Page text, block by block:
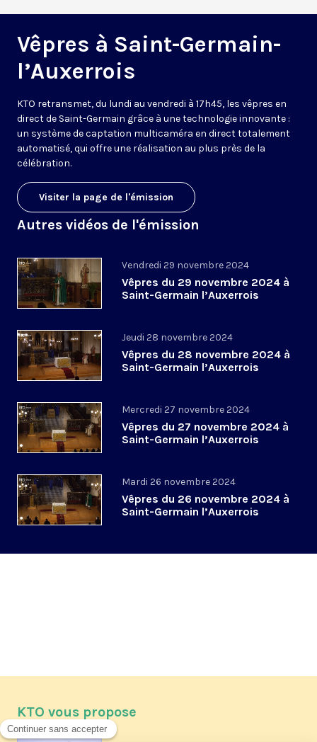
Vêpres à Saint-Germain-
l’Auxerrois
KTO retransmet, du lundi au vendredi à 17h45, les vêpres en
direct de Saint-Germain grâce à une technologie innovante :
un système de captation multicaméra en direct totalement
automatisé, qui offre une réalisation au plus près de la
célébration.
Visiter la page de l'émission
Autres vidéos de l'émission
Vendredi 29 novembre 2024
Vêpres du 29 novembre 2024 à
Saint-Germain l’Auxerrois
Jeudi 28 novembre 2024
Vêpres du 28 novembre 2024 à
Saint-Germain l’Auxerrois
Mercredi 27 novembre 2024
Vêpres du 27 novembre 2024 à
Saint-Germain l’Auxerrois
Mardi 26 novembre 2024
Vêpres du 26 novembre 2024 à
Saint-Germain l’Auxerrois
KTO vous propose